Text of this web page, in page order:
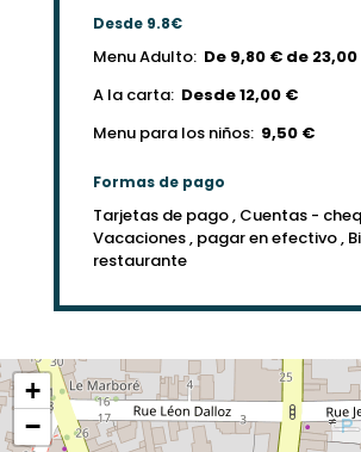
Desde 9.8€
Menu Adulto: De 9,80 € de
A la carta: Desde 12,00 €
Menu para los niños: 9,50 €
Formas de pago
Tarjetas de pago , Cuentas -
Vacaciones , pagar en efectivo ,
restaurante
+
−